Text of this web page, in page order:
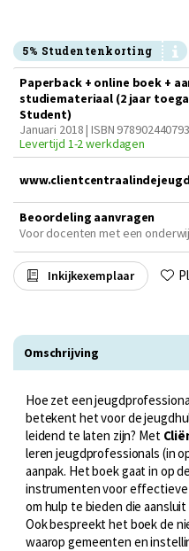
5% Studentenkorting
Paperback + online boek +
studiemateriaal (2 jaar
Student)
Januari 2018 | ISBN
Levertijd 1-2 werkdagen
Beoordeling aanvragen
Voor docenten met een
Inkijkexemplaar
Omschrijving
Hoe zet een
betekent het voor de
leidend te laten zijn? Met
leren jeugdprofessionals (in
aanpak. Het boek gaat in op
instrumenten voor
om hulp te bieden die
Ook bespreekt het boek de
waarop gemeenten en